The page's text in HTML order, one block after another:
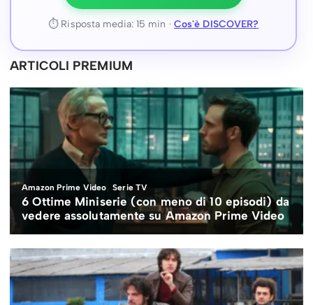
⏱ Risposta media: 15 min · Cos'è DISCOVER?
ARTICOLI PREMIUM